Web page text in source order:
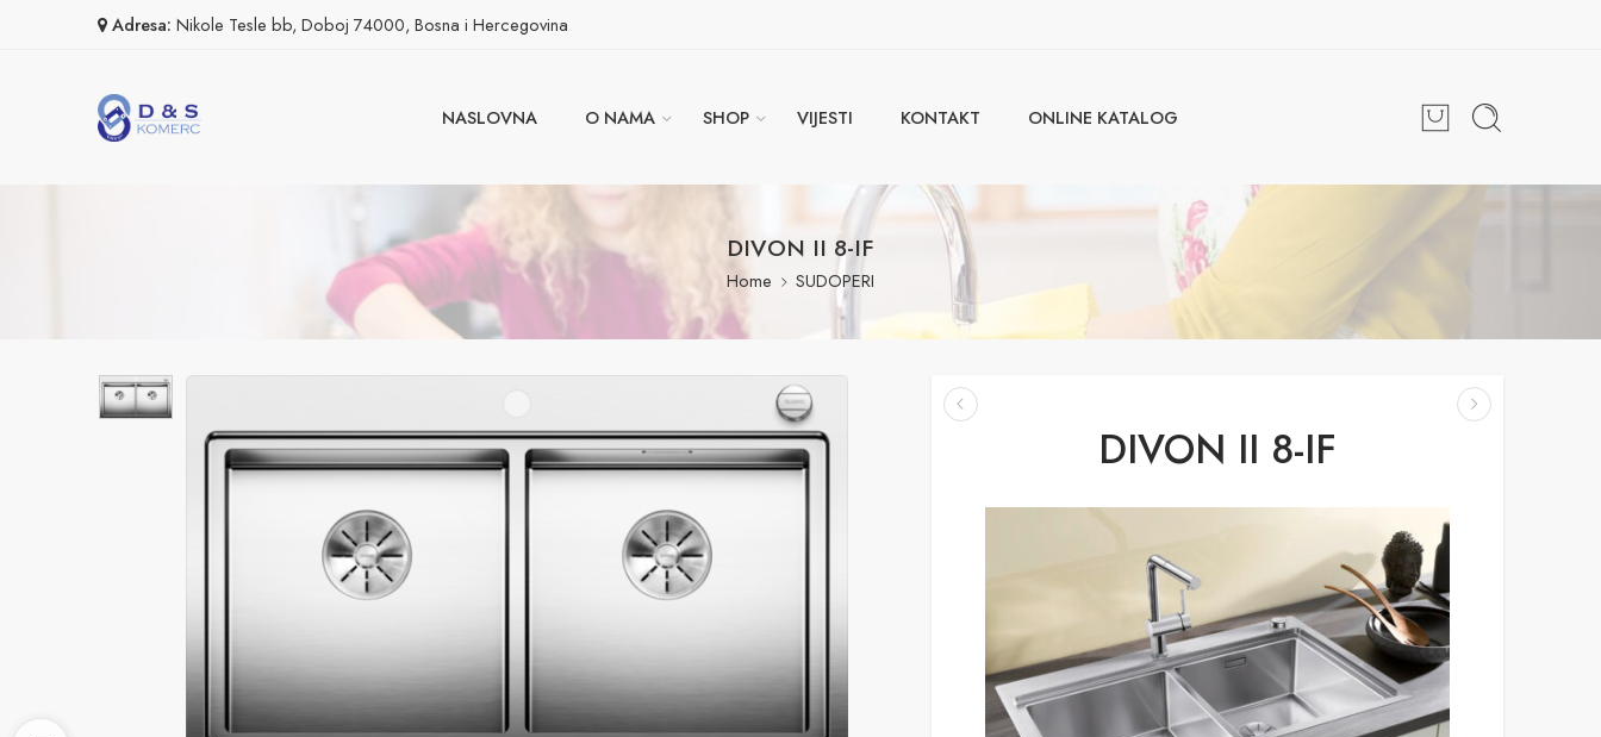
Adresa: Nikole Tesle bb, Doboj 74000, Bosna i Hercegovina
NASLOVNA O NAMA SHOP VIJESTI KONTAKT ONLINE KATALOG
DIVON II 8-IF
Home SUDOPERI
DIVON II 8-IF